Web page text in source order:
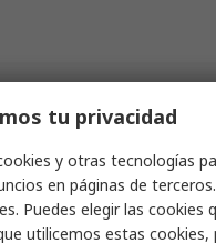
Válvula de
Siemens,
VXF32.80-
Código RS282-
tu privacidad
y otras tecnologías
en páginas de
Puedes elegir las cookies
utilicemos estas cookies,